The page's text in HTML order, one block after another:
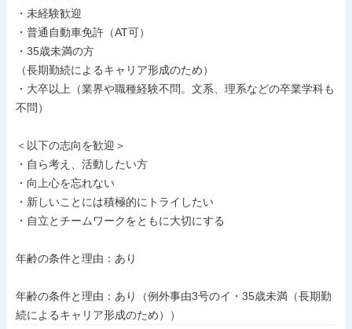
・未経験歓迎
・普通自動車免許（AT可）
・35歳未満の方
（長期勤続によるキャリア形成のため）
・大卒以上（業界や職種経験不問。文系、理系などの卒業学科も
不問）
＜以下の志向を歓迎＞
・自ら考え、活動したい方
・向上心を忘れない
・新しいことには積極的にトライしたい
・自立とチームワークをともに大切にする
年齢の条件と理由：あり
年齢の条件と理由：あり（例外事由3号のイ・35歳未満（長期勤
続によるキャリア形成のため））